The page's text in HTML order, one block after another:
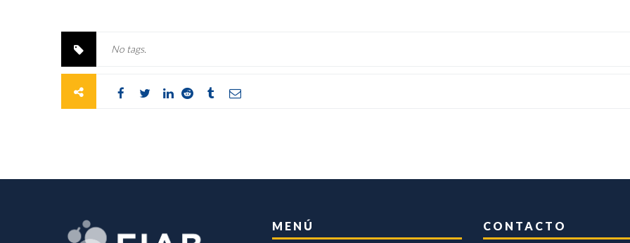
No tags.
MENÚ CONTACTO